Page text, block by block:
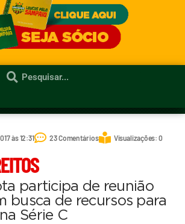
às 12:31 23 Comentários Visualizações: 0
participa de reunião
busca de recursos para
Série C